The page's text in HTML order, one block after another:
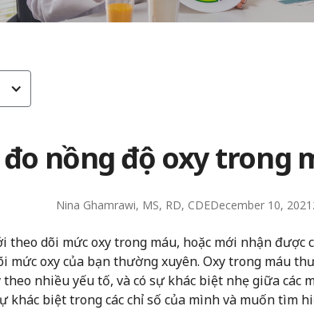
đo nồng độ oxy trong
Nina Ghamrawi, MS, RD, CDEDecember 10, 2021
theo dõi mức oxy trong máu, hoặc mới nhận được
mức oxy của bạn thường xuyên. Oxy trong máu
nhiều yếu tố, và có sự khác biệt nhẹ giữa các
khác biệt trong các chỉ số của mình và muốn tìm